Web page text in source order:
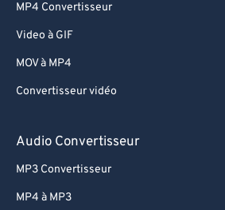
MP4 Convertisseur
Video à GIF
MOV à MP4
Convertisseur vidéo
Audio Convertisseur
MP3 Convertisseur
MP4 à MP3